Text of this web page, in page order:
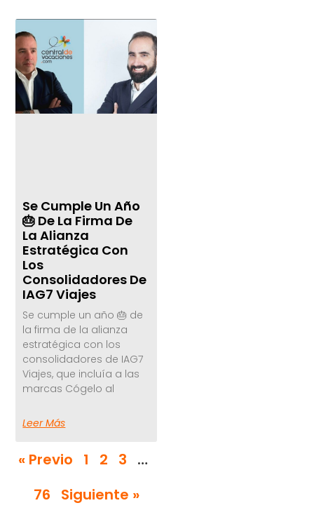
Se Cumple Un Año
🎂 De La Firma De
La Alianza
Estratégica Con
Los
Consolidadores De
IAG7 Viajes
Se cumple un año 🎂 de
la firma de la alianza
estratégica con los
consolidadores de IAG7
Viajes, que incluía a las
marcas Cógelo al
Leer Más
« Previo 1 2 3
…
76
Siguiente »